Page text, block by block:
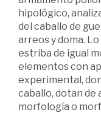
hipológico,
del caballo de
arreos y doma.
estriba de igual
elementos con
experimental,
caballo, dotan de
morfología o